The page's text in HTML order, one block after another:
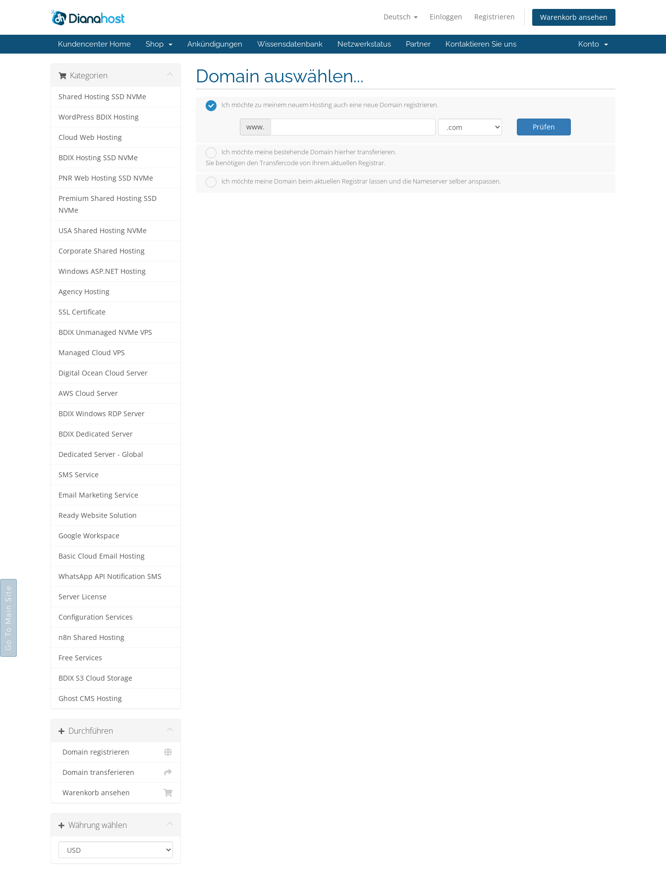
Deutsch Einloggen Registrieren Warenkorb ansehen
Kundencenter Home Shop Ankündigungen Wissensdatenbank Netzwerkstatus Partner Kontaktieren Sie uns Konto
Kategorien
Shared Hosting SSD NVMe
WordPress BDIX Hosting
Cloud Web Hosting
BDIX Hosting SSD NVMe
PNR Web Hosting SSD NVMe
Premium Shared Hosting SSD
NVMe
USA Shared Hosting NVMe
Corporate Shared Hosting
Windows ASP.NET Hosting
Agency Hosting
SSL Certificate
BDIX Unmanaged NVMe VPS
Managed Cloud VPS
Digital Ocean Cloud Server
AWS Cloud Server
BDIX Windows RDP Server
BDIX Dedicated Server
Dedicated Server - Global
SMS Service
Email Marketing Service
Ready Website Solution
Google Workspace
Basic Cloud Email Hosting
WhatsApp API Notification SMS
Server License
Configuration Services
n8n Shared Hosting
Free Services
BDIX S3 Cloud Storage
Ghost CMS Hosting
Durchführen
Domain registrieren
Domain transferieren
Warenkorb ansehen
Währung wählen
Domain auswählen...
Ich möchte zu meinem neuem Hosting auch eine neue Domain registrieren.
www. Prüfen
Ich möchte meine bestehende Domain hierher transferieren.
Sie benötigen den Transfercode von Ihrem aktuellen Registrar.
Ich möchte meine Domain beim aktuellen Registrar lassen und die Nameserver selber anspassen.
Go To Main Site